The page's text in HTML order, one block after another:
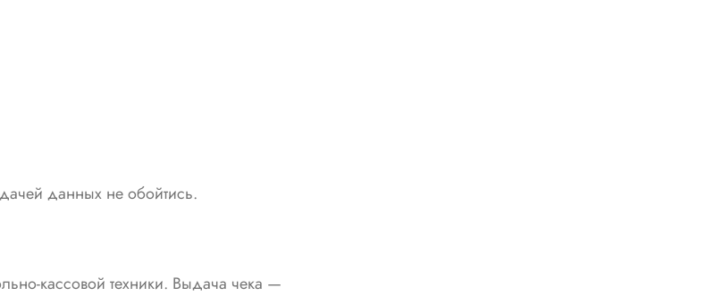
данных не обойтись.
кассовой техники. Выдача чека —